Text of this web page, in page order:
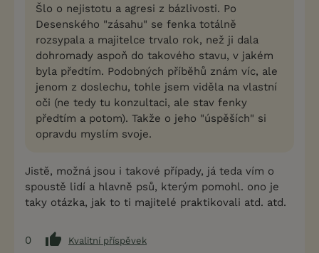
Šlo o nejistotu a agresi z bázlivosti. Po
Desenského "zásahu" se fenka totálně
rozsypala a majitelce trvalo rok, než ji dala
dohromady aspoň do takového stavu, v jakém
byla předtím. Podobných příběhů znám víc, ale
jenom z doslechu, tohle jsem viděla na vlastní
oči (ne tedy tu konzultaci, ale stav fenky
předtím a potom). Takže o jeho "úspěších" si
opravdu myslím svoje.
Jistě, možná jsou i takové případy, já teda vím o
spoustě lidí a hlavně psů, kterým pomohl. ono je
taky otázka, jak to ti majitelé praktikovali atd. atd.
0
Kvalitní příspěvek